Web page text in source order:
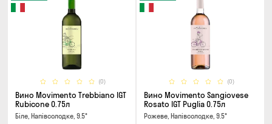
(0)
Вино Movimento Trebbiano IGT
Rubicone 0.75л
Біле, Напівсолодке, 9.5°
(0)
Вино Movimento Sangiovese
Rosato IGT Puglia 0.75л
Рожеве, Напівсолодке, 9.5°